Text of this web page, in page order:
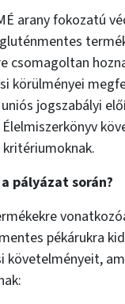
arany fokozatú
csomagoltan
körülményei
jogszabályi
pályázat során?
pékárukra
követelményeit,